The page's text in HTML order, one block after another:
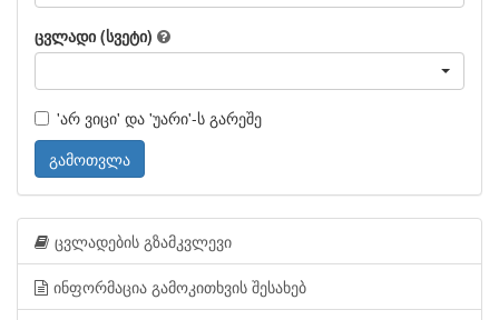
ცვლადი (სვეტი)
'არ ვიცი' და 'უარი'-ს გარეშე
გამოთვლა
ცვლადების გზამკვლევი
ინფორმაცია გამოკითხვის შესახებ